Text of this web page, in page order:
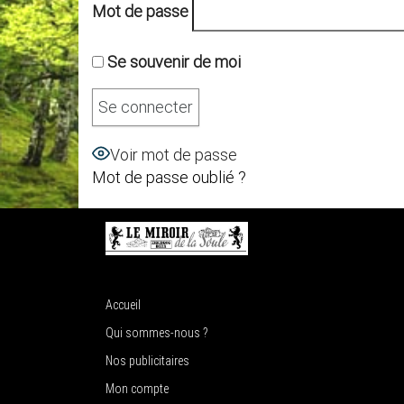
Mot de passe
Se souvenir de moi
Voir mot de passe
Mot de passe oublié ?
Accueil
Qui sommes-nous ?
Nos publicitaires
Mon compte